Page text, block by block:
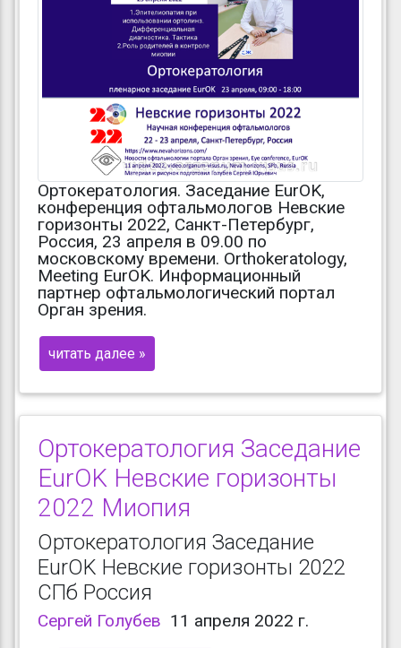
Ортокератология. Заседание EurOK,
конференция офтальмологов Невские
горизонты 2022, Санкт-Петербург,
Россия, 23 апреля в 09.00 по
московскому времени. Orthokeratology,
Meeting EurOK. Информационный
партнер офтальмологический портал
Орган зрения.
читать далее »
Ортокератология Заседание
EurOK Невские горизонты
2022 Миопия
Ортокератология Заседание
EurOK Невские горизонты 2022
СПб Россия
Сергей Голубев 11 апреля 2022 г.